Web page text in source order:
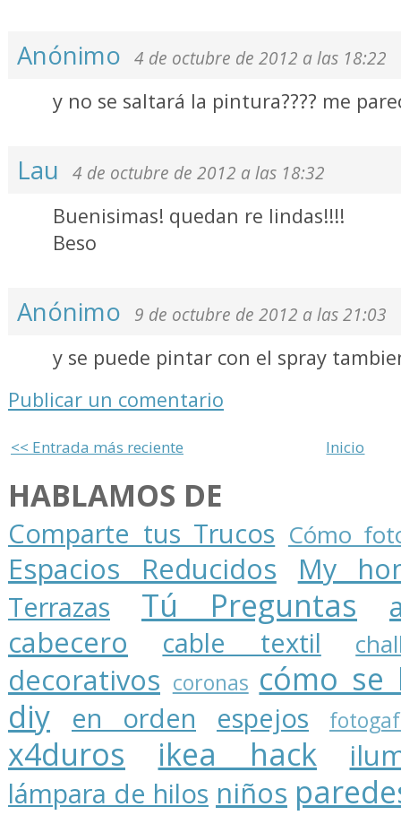
Anónimo 4 de octubre de 2012 a las 18:22
y no se saltará la pintura???? me
Lau 4 de octubre de 2012 a las 18:32
Buenisimas! quedan re lindas!!!!
Beso
Anónimo 9 de octubre de 2012 a las 21:03
y se puede pintar con el spray
Publicar un comentario
<< Entrada más reciente Inicio
HABLAMOS DE
Comparte tus Trucos Cómo
Espacios Reducidos My
Terrazas Tú Preguntas
cabecero
cable textil
decorativos coronas cómo se
diy
en orden espejos
x4duros ikea hack
lámpara de hilos niños